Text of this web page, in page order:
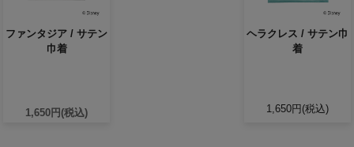
ファンタジア / サテン
巾着
1,650円(税込)
ヘラクレス / サテン巾
着
1,650円(税込)